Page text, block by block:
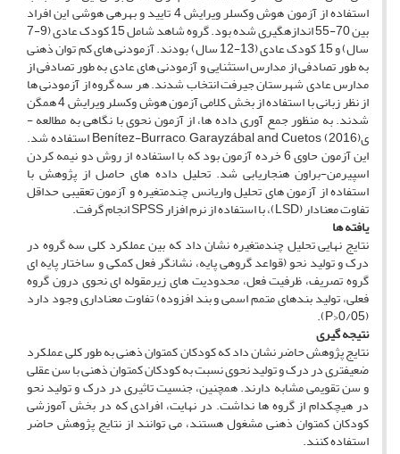
استفاده از آزمون هوش وکسلر ویرایش 4 تایید و بهره­ی هوشی این افراد
بین 70-55 اندازه­گیری شده بود. گروه شاهد شامل 15 کودک عادی (9-7
سال) و 15 کودک عادی (13-12 سال) بودند. آزمودنی­ های کم­ توان ذهنی
به­ طور تصادفی از مدارس استثنایی و آزمودنی­ های عادی به­ طور تصادفی از
مدارس عادی شهرستان جیرفت انتخاب شدند. هر سه گروه از آزمودنی ­ها
از نظر زبانی با استفاده از بخش کلامی آزمون هوش وکسلر ویرایش 4 همگن
شدند. به منظور جمع­ آوری داده­ ها، از آزمون نحوی با نگاهی به مطالعه ­
یBenítez-Burraco, Garayzábal and Cuetos (2016) استفاده شد.
این آزمون حاوی 6 خرده ­آزمون بود که با استفاده از روش دو نیمه کردن
اسپیرمن-براون هنجاریابی شد. تحلیل داده­ های حاصل از پژوهش با
استفاده از آزمون ­های تحلیل واریانس چندمتغیره و آزمون تعقیبی حداقل
تفاوت معنادار (LSD)، با استفاده از نرم افزار SPSS انجام گرفت.
یافته­ ها
نتایج نهایی تحلیل چندمتغیره نشان داد که بین عملکرد کلی سه گروه در
درک و تولید نحو (قواعد گروهی پایه، نشانگر فعل کمکی و ساختار پایه­ ای
گروه تصریف، ظرفیت فعل، محدودیت­ های زیرمقوله ­ای نحوی درون­ گروه
فعلی، تولید بندهای متمم اسمی و بند افزوده) تفاوت معناداری وجود دارد
(0/05<P).
نتیجه­ گیری
نتایج پژوهش حاضر نشان داد که کودکان کم­توان ذهنی به­ طور کلی عملکرد
ضعیف­تری در درک و تولید نحوی نسبت به کودکان کم­توان ذهنی با سن عقلی
و سن تقویمی مشابه دارند. همچنین، جنسیت تاثیری در درک و تولید نحو
در هیچ­کدام از گروه ­ها نداشت. در نهایت، افرادی که در بخش آموزشی
کودکان کم­توان ذهنی مشغول هستند، می ­توانند از نتایج پژوهش حاضر
استفاده کنند.